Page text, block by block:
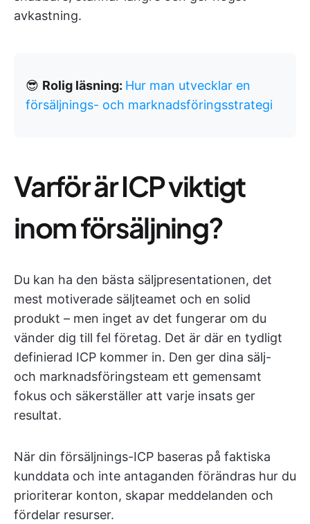
avkastning.
😎 Rolig läsning: Hur man utvecklar en
försäljnings- och marknadsföringsstrategi
Varför är ICP viktigt
inom försäljning?
Du kan ha den bästa säljpresentationen, det
mest motiverade säljteamet och en solid
produkt – men inget av det fungerar om du
vänder dig till fel företag. Det är där en tydligt
definierad ICP kommer in. Den ger dina sälj-
och marknadsföringsteam ett gemensamt
fokus och säkerställer att varje insats ger
resultat.
När din försäljnings-ICP baseras på faktiska
kunddata och inte antaganden förändras hur du
prioriterar konton, skapar meddelanden och
fördelar resurser.